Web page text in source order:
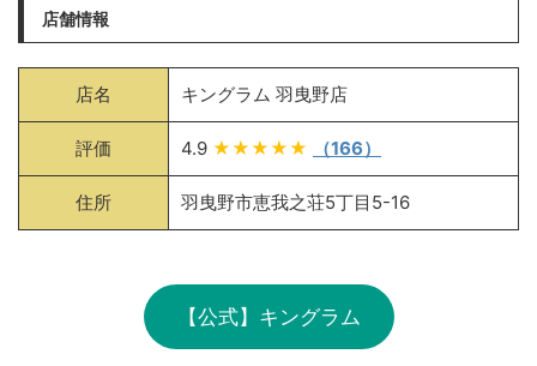
店舗情報
店名 キングラム 羽曳野店
評価 4.9 ★★★★★ （166）
住所 羽曳野市恵我之荘5丁目5-16
【公式】キングラム